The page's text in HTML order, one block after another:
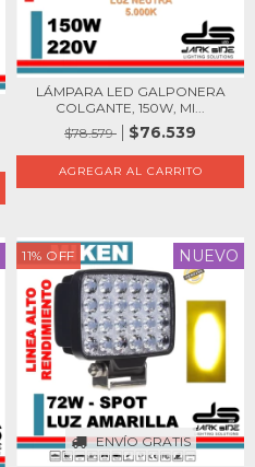
LÁMPARA LED GALPONERA
COLGANTE, 150W, MI...
$78.579
$76.539
11% OFF
ENVÍO GRATIS
NUEVO